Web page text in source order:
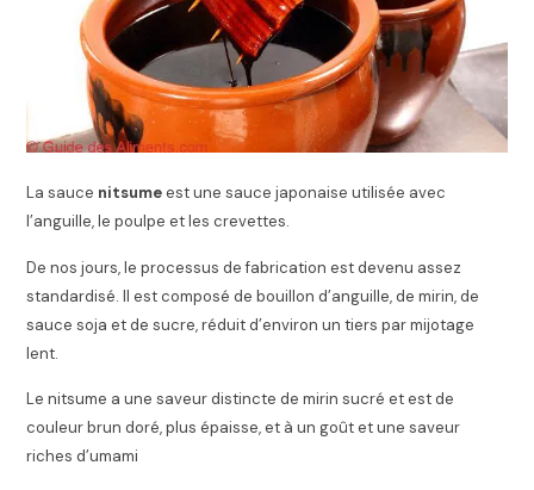
La sauce nitsumeest une sauce japonaise utilisée avec
l’anguille, le poulpe et les crevettes.
De nos jours, le processus de fabrication est devenu assez
standardisé. Il est composé de bouillon d’anguille, de mirin, de
sauce soja et de sucre, réduit d’environ un tiers par mijotage
lent.
Le nitsume a une saveur distincte de mirin sucré et est de
couleur brun doré, plus épaisse, et à un goût et une saveur
riches d’umami